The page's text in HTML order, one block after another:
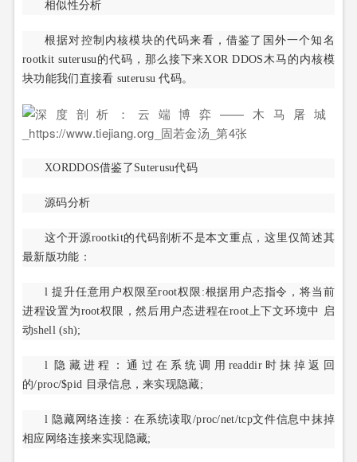
相似性分析
根据对控制内核模块的代码来看，借鉴了国外一个知名
rootkit suterusu的代码，那么接下来XOR DDOS木马的内核模
块功能我们直接看 suterusu 代码。
XORDDOS借鉴了Suterusu代码
源码分析
这个开源rootkit的代码剖析不是本文重点，这里仅简述其
最新版功能：
l 提升任意用户权限至root权限:根据用户态指令，将当前
进程设置为root权限，然后用户态进程在root上下文环境中 启
动shell (sh);
l 隐藏进程：通过在系统调用readdir时抹掉返回
的/proc/$pid 目录信息，来实现隐藏;
l 隐藏网络连接：在系统读取/proc/net/tcp文件信息中抹掉
相应网络连接来实现隐藏;